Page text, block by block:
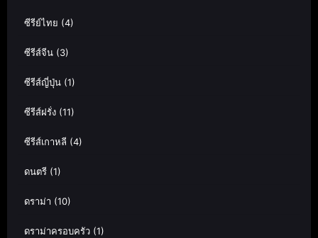
ซีรีย์ไทย (4)
ซีรีส์จีน (3)
ซีรีส์ญี่ปุ่น (1)
ซีรีส์ฝรั่ง (11)
ซีรีส์เกาหลี (4)
ดนตรี (1)
ดราม่า (10)
ดราม่าครอบครัว (1)